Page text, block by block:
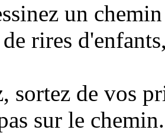
un
rires
sortez de vos
sur le chemin.